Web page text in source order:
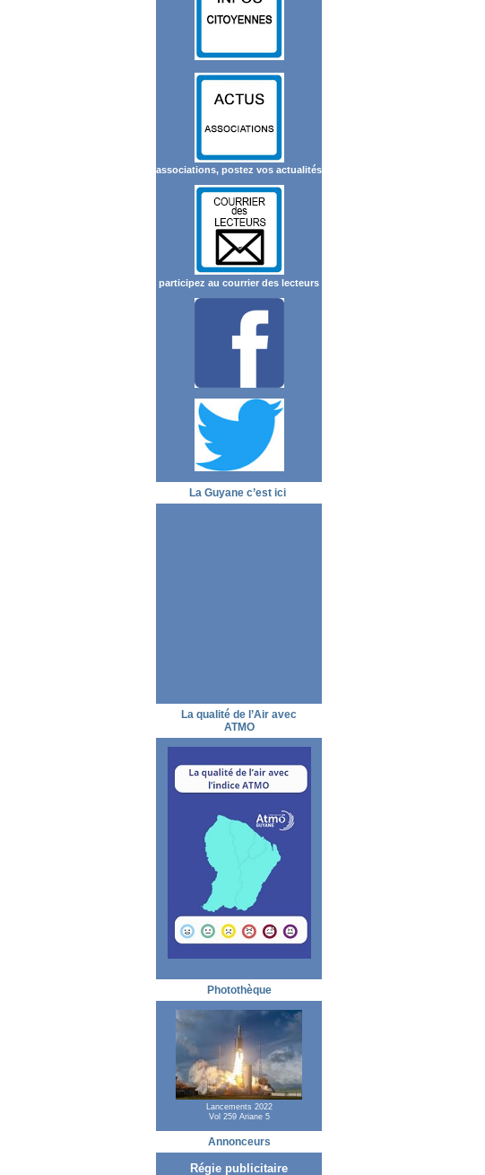
associations, postez vos actualités
participez au courrier des lecteurs
La Guyane c’est ici
La qualité de l’Air avec
ATMO
Photothèque
Lancements 2022
Vol 259 Ariane 5
Annonceurs
Régie publicitaire